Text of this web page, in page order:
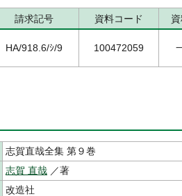
請求記号 資料コード
HA/918.6/ｼ/9 100472059
志賀直哉全集 第９巻
志賀 直哉 ／著
改造社